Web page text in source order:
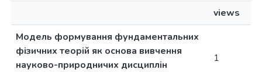
views
Модель формування фундаментальних
фізичних теорій як основа вивчення
науково-природничих дисциплін
1